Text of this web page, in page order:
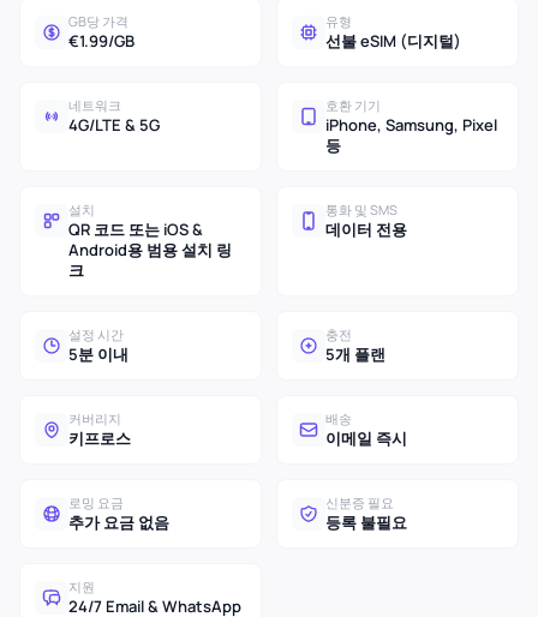
GB당 가격
€1.99/GB
유형
선불 eSIM (디지털)
네트워크
4G/LTE & 5G
호환 기기
iPhone, Samsung, Pixel
등
설치
QR 코드 또는 iOS &
Android용 범용 설치 링
크
통화 및 SMS
데이터 전용
설정 시간
5분 이내
충전
5개 플랜
커버리지
키프로스
배송
이메일 즉시
로밍 요금
추가 요금 없음
신분증 필요
등록 불필요
지원
24/7 Email & WhatsApp